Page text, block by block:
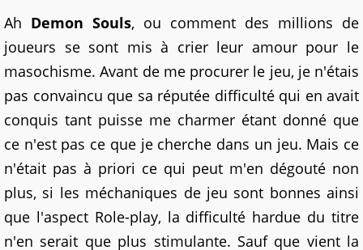
Ah Demon Souls, ou comment des millions de
joueurs se sont mis à crier leur amour pour le
masochisme. Avant de me procurer le jeu, je n'étais
pas convaincu que sa réputée difficulté qui en avait
conquis tant puisse me charmer étant donné que
ce n'est pas ce que je cherche dans un jeu. Mais ce
n'était pas à priori ce qui peut m'en dégouté non
plus, si les méchaniques de jeu sont bonnes ainsi
que l'aspect Role-play, la difficulté hardue du titre
n'en serait que plus stimulante. Sauf que vient la